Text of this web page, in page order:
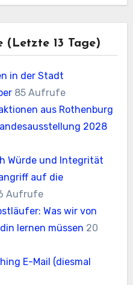
(letzte 13 Tage)
in der Stadt
85 Aufrufe
aus Rothenburg
2028
Würde und Integrität
auf die
Aufrufe
Was wir von
lernen müssen 20
E-Mail (diesmal